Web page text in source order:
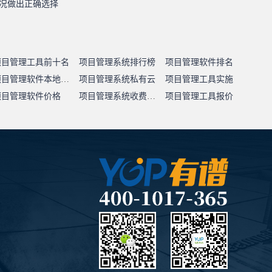
做出正确选择
管理工具前十名 项目管理系统排行榜
项目管理软件排名
项目管理软件本地部署 项目管理系统私有云
项目管理工具实施
管理软件价格 项目管理系统收费标准 项目管理工具报价